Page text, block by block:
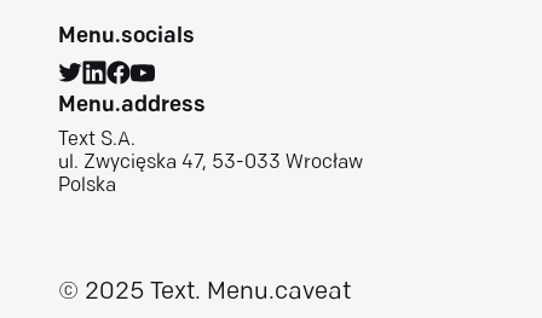
Menu.socials
Menu.address
Text S.A.
ul. Zwycięska 47, 53-033 Wrocław
Polska
© 2025 Text. Menu.caveat